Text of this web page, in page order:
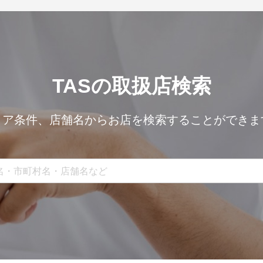
TASの取扱店検索
条件、店舗名からお店を検索することができ